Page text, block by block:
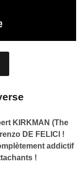
KIRKMAN (The
DE FELICI !
addictif
!